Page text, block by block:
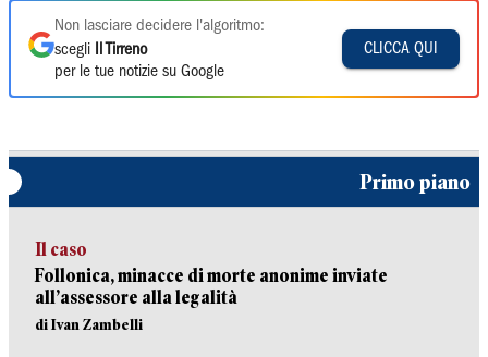
Non lasciare decidere l'algoritmo:
scegli
Il Tirreno
per le tue notizie su Google
CLICCA QUI
Primo piano
Il caso
Follonica, minacce di morte anonime inviate
all’assessore alla legalità
di Ivan Zambelli